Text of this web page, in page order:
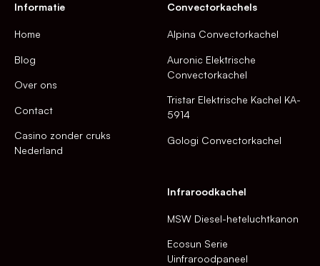
Informatie
Home
Blog
Over ons
Contact
Casino zonder cruks
Nederland
Convectorkachels
Alpina Convectorkachel
Auronic Elektrische
Convectorkachel
Tristar Elektrische Kachel KA-
5914
Gologi Convectorkachel
Infraroodkachel
MSW Diesel-heteluchtkanon
Ecosun Serie
Uinfraroodpaneel